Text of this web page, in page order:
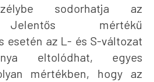
sodorhatja az
Jelentős mértékű
esetén az L- és S-változat
eltolódhat, egyes
mértékben, hogy az